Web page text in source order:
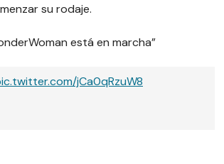
su rodaje.
está en marcha”
jCa0qRzuW8